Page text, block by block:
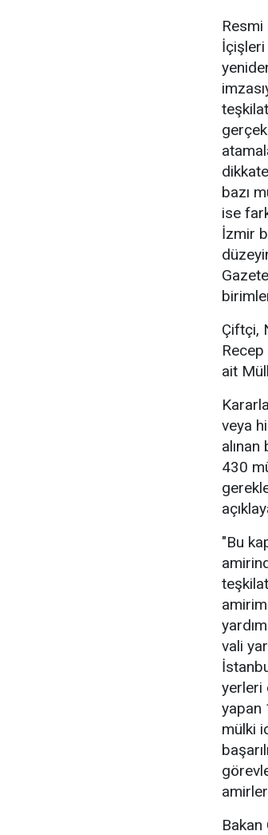
Resmi
İçişleri
bazı
ise
İzmir
Çiftçi,
ait
veya
430
"Bu
vali
yerleri
yapan
mülki
Bakan